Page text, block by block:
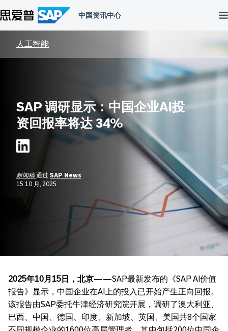
到
内
容
人工智能
SAP 调研显示：中国企业AI投
资回报率将达 34%
新闻稿通过 SAP News
15 10 月, 2025
2025年10月 15 日，北京——SAP最新发布的《SAP AI价值
报告》显示，中国企业在AI上的投入已开始产生正向回报。
该报告由SAP委托牛津经济研究院开展，调研了澳大利亚、
巴西、中国、德国、印度、新加坡、英国、美国共8个国家